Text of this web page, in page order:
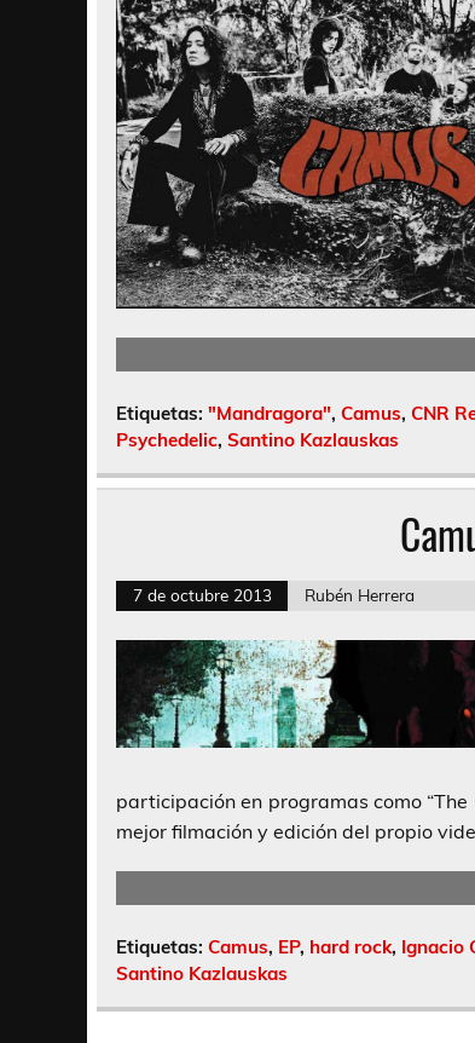
Etiquetas: "Mandragora", Camus, CNR
Psychedelic, Santino Kazlauskas
7 de octubre 2013 Rubén Herrera
participación en programas como “The
mejor filmación y edición del propio
Etiquetas: Camus, EP, hard rock, Ignacio
Santino Kazlauskas